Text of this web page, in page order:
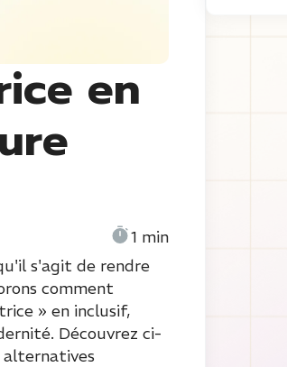
en
1 min
s'agit de rendre
comment
» en inclusif,
Découvrez ci-